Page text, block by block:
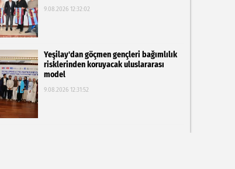
9.08.2026 12:32:02
Yeşilay'dan göçmen gençleri bağımlılık
risklerinden koruyacak uluslararası
model
9.08.2026 12:31:52